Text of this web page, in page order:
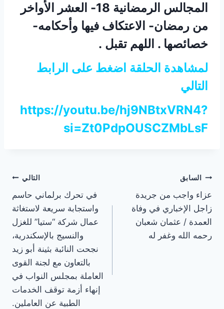
المجالس الرمضانية 18- العشر الأواخر
من رمضان- الاعتكاف فيها وأحكامه-
خصائصها . اللهم تقبل .
لمشاهدة الحلقة اضغط على الرابط
التالي
https://youtu.be/hj9NBtxVRN4?
si=Zt0PdpOUSCZMbLsF
تصفّح
المقالات
السابق
عزاء واجب من جريدة
زاجل الإخباري في وفاة
العمدة / عثمان شعبان
رحمه الله وغفر له
التالي
في تحرك برلماني حاسم
واستجابة سريعة لاستغاثة
عمال شركة “ستيا” للغزل
والنسيج بالإسكندرية،
نجحت النائبة بثينة أبو زيد
بالتعاون مع لجنة القوى
العاملة بمجلس النواب في
إنهاء أزمة توقف الخدمات
الطبية عن العاملين.